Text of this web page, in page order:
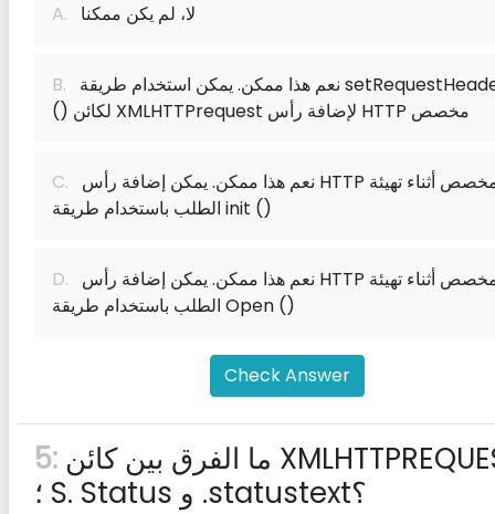
A. لا، لم يكن ممكنا
B.
() لكائن XMLHTTPrequest لإضافة رأس HTTP مخصص
C.
الطلب باستخدام طريقة init ()
D.
الطلب باستخدام طريقة Open ()
Check Answer
5:
؛ S. Status و .statustext؟